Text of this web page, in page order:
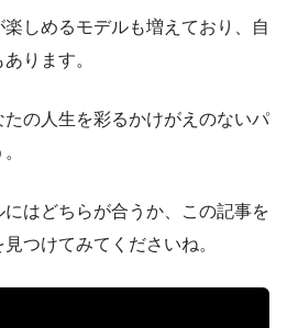
しめるモデルも増えており、自
ります。
の人生を彩るかけがえのないパ
はどちらが合うか、この記事を
つけてみてくださいね。